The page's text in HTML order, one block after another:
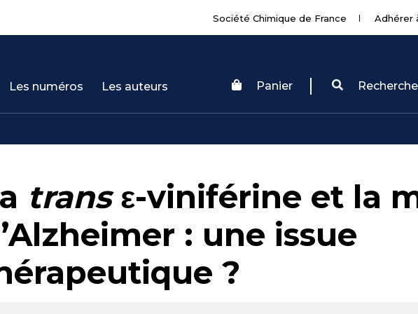
Société Chimique de France Adhérer
Les numéros Les auteurs Panier Recherche
transε-viniférine et la
: une issue
?